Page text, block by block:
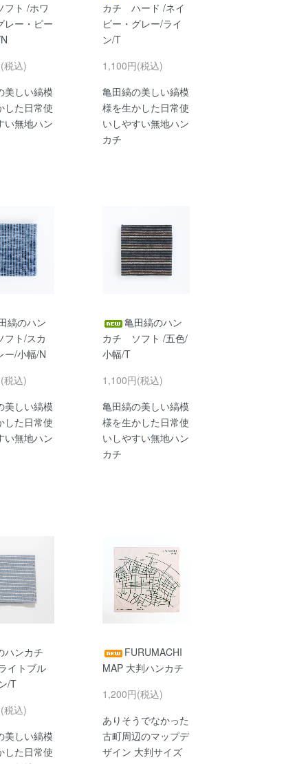
ト /ホワ
レー・ピー
税込)
美しい縞模
した日常使
い無地ハン
カチ ハード /ネイ
ビー・グレー/ライ
ン/T
1,100円(税込)
亀田縞の美しい縞模
様を生かした日常使
いしやすい無地ハン
カチ
縞のハン
ト/スカ
ー/小幅/N
税込)
美しい縞模
した日常使
い無地ハン
亀田縞のハン
カチ ソフト /五色/
小幅/T
1,100円(税込)
亀田縞の美しい縞模
様を生かした日常使
いしやすい無地ハン
カチ
ハンカチ
イトブル
/T
税込)
美しい縞模
した日常使
FURUMACHI
MAP 大判ハンカチ
1,200円(税込)
ありそうでなかった
古町周辺のマップデ
ザイン 大判サイズ